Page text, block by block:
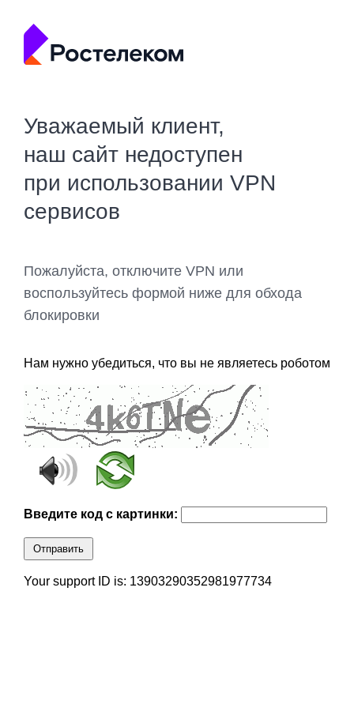
Уважаемый клиент,
наш сайт недоступен
при использовании VPN
сервисов
Пожалуйста, отключите VPN или
воспользуйтесь формой ниже для обхода
блокировки
Нам нужно убедиться, что вы не являетесь роботом
Введите код с картинки:
Отправить
Your support ID is: 13903290352981977734